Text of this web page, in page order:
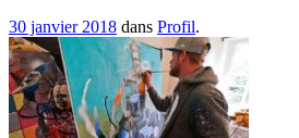
30 janvier 2018 dans Profil.